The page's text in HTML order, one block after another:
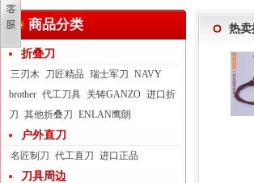
商品分类
折叠刀
三刃木 刀匠精品 瑞士军刀 NAVY
brother 代工刀具 关铸GANZO 进口折
刀 其他折叠刀 ENLAN鹰朗
户外直刀
名匠制刀 代工直刀 进口正品
刀具周边
热卖